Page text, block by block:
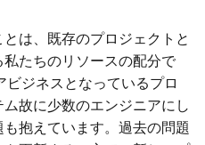
は、既存のプロジェクトと
たちのリソースの配分で
ジネスとなっているプロ
故に少数のエンジニアにし
抱えています。過去の問題